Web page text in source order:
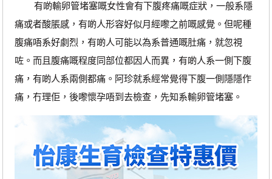
有啲輸卵管堵塞嘅女性會有下腹疼痛嘅症狀，一般系隱
痛或者酸脹感，有啲人形容好似月經嚟之前嘅感覺。但呢種
腹痛唔系好劇烈，有啲人可能以為系普通嘅肚痛，就忽視
咗。而且腹痛嘅程度同部位都因人而異，有啲人系一側下腹
痛，有啲人系兩側都痛。阿珍就系經常覺得下腹一側隱隱作
痛，冇理佢，後嚟懷孕唔到去檢查，先知系輸卵管堵塞。